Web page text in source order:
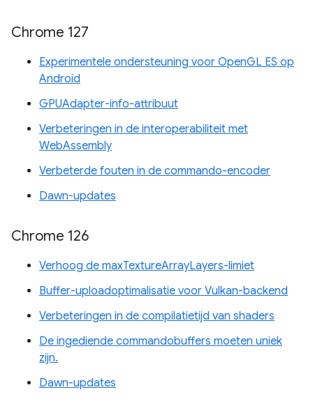
Chrome 127
Experimentele ondersteuning voor OpenGL ES op
Android
GPUAdapter-info-attribuut
Verbeteringen in de interoperabiliteit met
WebAssembly
Verbeterde fouten in de commando-encoder
Dawn-updates
Chrome 126
Verhoog de maxTextureArrayLayers-limiet
Buffer-uploadoptimalisatie voor Vulkan-backend
Verbeteringen in de compilatietijd van shaders
De ingediende commandobuffers moeten uniek
zijn.
Dawn-updates